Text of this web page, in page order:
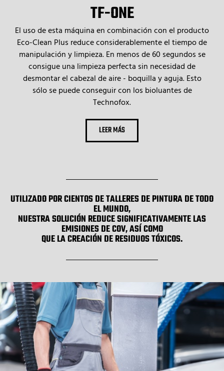
TF-ONE
El uso de esta máquina en combinación con el producto
Eco-Clean Plus reduce considerablemente el tiempo de
manipulación y limpieza. En menos de 60 segundos se
consigue una limpieza perfecta sin necesidad de
desmontar el cabezal de aire - boquilla y aguja. Esto
sólo se puede conseguir con los bioluantes de
Technofox.
LEER MÁS
UTILIZADO POR CIENTOS DE TALLERES DE PINTURA DE TODO
EL MUNDO,
NUESTRA SOLUCIÓN REDUCE SIGNIFICATIVAMENTE LAS
EMISIONES DE COV, ASÍ COMO
QUE LA CREACIÓN DE RESIDUOS TÓXICOS.